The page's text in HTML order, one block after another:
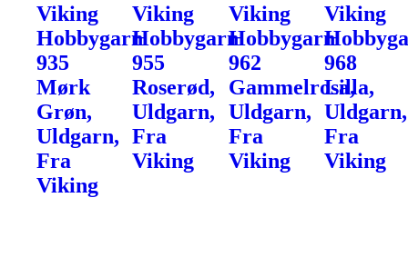
Viking
Hobbygarn
935
Mørk
Grøn,
Uldgarn,
Fra
Viking
Viking
Hobbygarn
955
Roserød,
Uldgarn,
Fra
Viking
Viking
Hobbygarn
962
Gammelrosa,
Uldgarn,
Fra
Viking
Viking
968
Lilla,
Uldgarn,
Fra
Viking